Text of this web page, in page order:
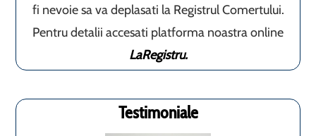
fi nevoie sa va deplasati la Registrul Comertului.
Pentru detalii accesati platforma noastra online
LaRegistru.
Testimoniale